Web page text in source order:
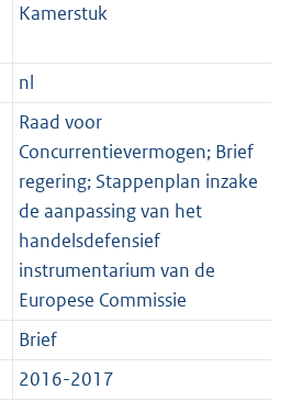
Kamerstuk
nl
Raad voor
Concurrentievermogen; Brief
regering; Stappenplan inzake
de aanpassing van het
handelsdefensief
instrumentarium van de
Europese Commissie
Brief
2016-2017